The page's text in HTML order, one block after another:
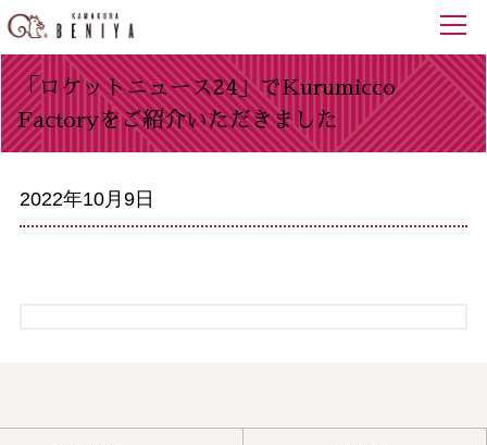
「ロケットニュース24」でKurumicco
Factoryをご紹介いただきました
2022年10月9日